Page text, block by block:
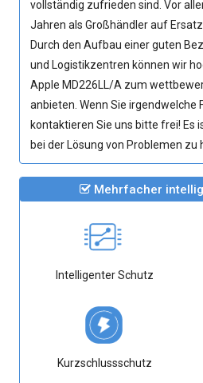
vollständig zufrieden sind. Vor
Jahren als Großhändler auf
Durch den Aufbau einer guten
und Logistikzentren können wir
Apple MD226LL/A zum
anbieten. Wenn Sie irgendwelche
kontaktieren Sie uns bitte frei! Es
bei der Lösung von Problemen zu
Mehrfacher
Intelligenter Schutz
Kurzschlussschutz